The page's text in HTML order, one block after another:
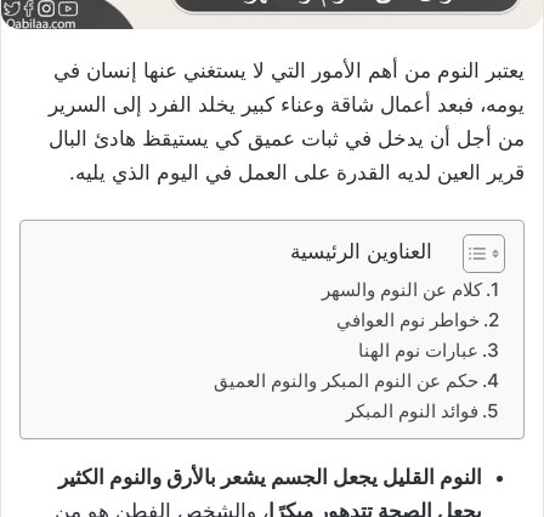
يعتبر النوم من أهم الأمور التي لا يستغني عنها إنسان في
يومه، فبعد أعمال شاقة وعناء كبير يخلد الفرد إلى السرير
من أجل أن يدخل في ثبات عميق كي يستيقظ هادئ البال
قرير العين لديه القدرة على العمل في اليوم الذي يليه.
العناوين الرئيسية
كلام عن النوم والسهر
خواطر نوم العوافي
عبارات نوم الهنا
حكم عن النوم المبكر والنوم العميق
فوائد النوم المبكر
النوم القليل يجعل الجسم يشعر بالأرق والنوم الكثير
يجعل الصحة تتدهور مبكرًا ، والشخص الفطن هو من